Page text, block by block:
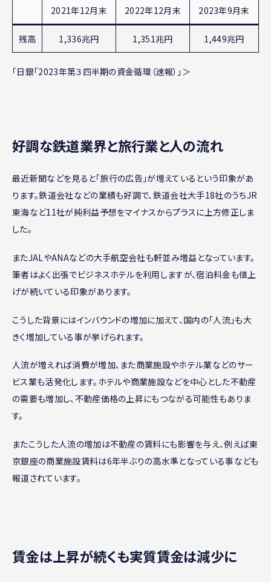
2021年12月末 2022年12月末 2023年9月末
残高 1,336兆円 1,351兆円 1,449兆円
「日銀「2023年第３四半期の資金循環（速報）」＞
好調な鉄道業界と旅行業と人の流れ
最近新聞などを見ると「旅行の広告」が増えているという印象があ
ります。鉄道会社などの業績も好調で、鉄道会社大手18社のうちJR
東海など11社が純利益予想をマイナスからプラスに上方修正しま
した。
またJALやANAなどの大手航空会社も軒並み増益となっています。
筆者はよく出張でビジネスホテルを利用しますが、宿泊料金も値上
げが続いている印象があります。
こうした背景にはインバウンドの増加に加えて、国内の「人流」も大
きく増加している事が挙げられます。
人流が増えれば消費が増加、また商業施設やホテル業などのサー
ビス業も活発化します。ホテルや商業施設などを中心とした不動産
の需要も増加し、不動産価格の上昇にもつながる可能性もありま
す。
またこうした人流の増加は不動産の賃料にも影響を与え、例えば東
京銀座の商業施設賃料は6年半ぶりの高水準となっている事なども
報道されています。
賃金は上昇が続くも実質賃金は減少に